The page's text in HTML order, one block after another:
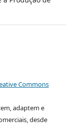
Commons
adaptem e
desde